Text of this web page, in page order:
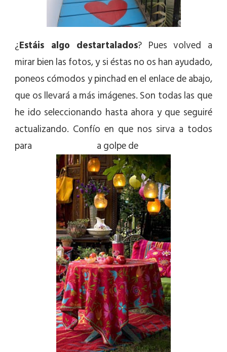
¿Estáis algo destartalados? Pues volved a
mirar bien las fotos, y si éstas no os han ayudado,
poneos cómodos y pinchad en el enlace de abajo,
que os llevará a más imágenes. Son todas las que
he ido seleccionando hasta ahora y que seguiré
actualizando. Confío en que nos sirva a todos
para
a golpe de